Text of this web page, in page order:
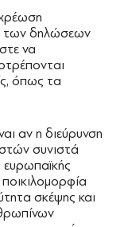
των δηλώσεων
να
όπως τα
αν η διεύρυνση
συνιστά
ευρωπαϊκής
σκέψης και